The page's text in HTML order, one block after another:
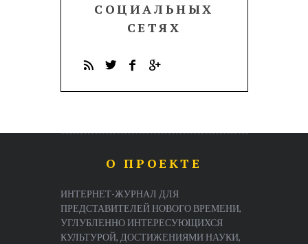
СОЦИАЛЬНЫХ
СЕТЯХ
О ПРОЕКТЕ
ИНТЕРНЕТ-ЖУРНАЛ ДЛЯ
ПРЕДСТАВИТЕЛЕЙ НОВОГО ВРЕМЕНИ,
УГЛУБЛЕННО ИНТЕРЕСУЮЩИХСЯ
КУЛЬТУРОЙ, ДОСТИЖЕНИЯМИ НАУКИ,